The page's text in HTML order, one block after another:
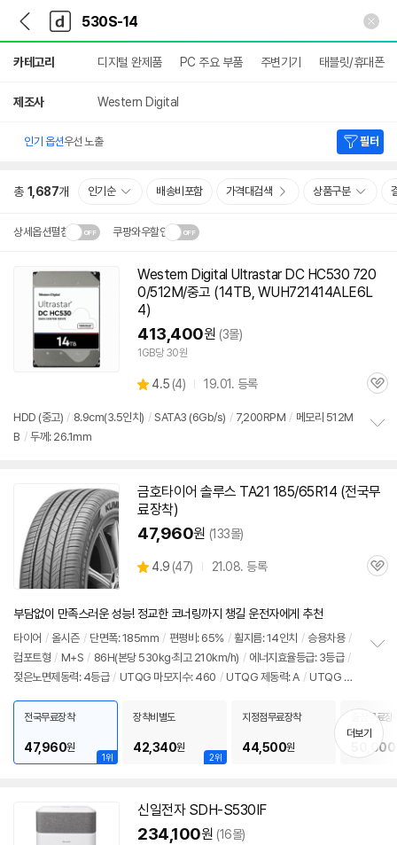
다
나
와
가
기
다
와
메
인
카테고리 디지털 완제품 PC 주요 부품 주변기기 태블릿/휴대폰
제조사 Western Digital
인기 옵션우선 노출 필터
총 1,687개 인기순 배송비포함 가격대검색 상품구분
상세옵션펼침 쿠팡와우할인
설치 환경·지역에 따라
배송·설치비가 달라집니다.닫
기
Western Digital Ultrastar DC HC530 720
0/512M/중고 (14TB, WUH721414ALE6L
4)
413,400원 (3몰)
1GB당 30원
별
점
4.5 (상
리
4) 19.01. 등록
관
HDD (중고) / 8.9cm(3.5인치) / SATA3 (6Gb/s) / 7,200RPM / 메모리 512M
B / 두께: 26.1mm
치
금호타이어 솔루스 TA21 185/65R14 (전국무
료장착)
47,960원 (133몰)
별
4.9 (상
47) 21.08. 등록
관
부담없이 만족스러운 성능! 정교한 코너링까지 챙길 운전자에게 추천
타이어 / 올시즌 / 단면폭: 185mm / 편평비: 65% / 휠지름: 14인치 / 승용차용 /
컴포트형 / M+S / 86H(본당 530kg·최고 210km/h) / 에너지효율등급: 3등급 /
젖은노면제동력: 4등급 / UTQG 마모지수: 460 / UTQG 제동력: A / UTQG 내
치
기
1위
전국무료장착
47,960원
2위
장착비별도
42,340원
지정점무료장착
44,500원
출장무료장
50,000
더보기
신일전자 SDH-S530IF
234,100원 (16몰)